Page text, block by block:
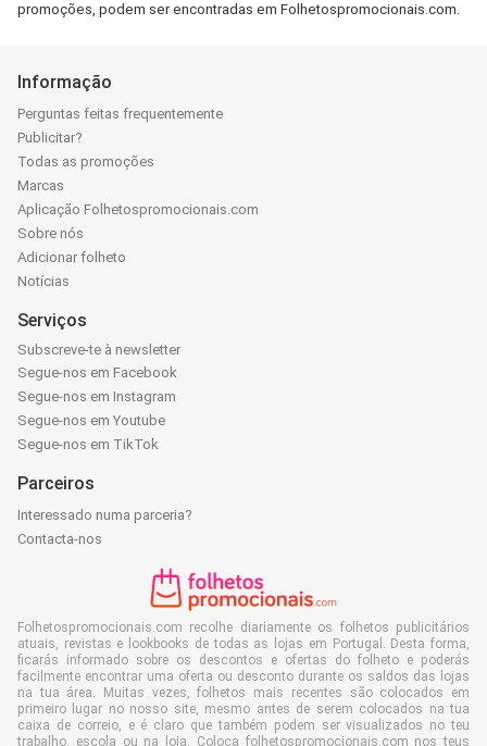
promoções, podem ser encontradas em Folhetospromocionais.com.
Informação
Perguntas feitas frequentemente
Publicitar?
Todas as promoções
Marcas
Aplicação Folhetospromocionais.com
Sobre nós
Adicionar folheto
Notícias
Serviços
Subscreve-te à newsletter
Segue-nos em Facebook
Segue-nos em Instagram
Segue-nos em Youtube
Segue-nos em TikTok
Parceiros
Interessado numa parceria?
Contacta-nos
Folhetospromocionais.com recolhe diariamente os folhetos publicitários
atuais, revistas e lookbooks de todas as lojas em Portugal. Desta forma,
ficarás informado sobre os descontos e ofertas do folheto e poderás
facilmente encontrar uma oferta ou desconto durante os saldos das lojas
na tua área. Muitas vezes, folhetos mais recentes são colocados em
primeiro lugar no nosso site, mesmo antes de serem colocados na tua
caixa de correio, e é claro que também podem ser visualizados no teu
trabalho, escola ou na loja. Coloca folhetospromocionais.com nos teus